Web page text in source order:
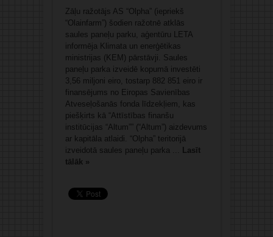
Zāļu ražotājs AS “Olpha” (iepriekš
“Olainfarm”) šodien ražotnē atklās
saules paneļu parku, aģentūru LETA
informēja Klimata un enerģētikas
ministrijas (KEM) pārstāvji. Saules
paneļu parka izveidē kopumā investēti
3,56 miljoni eiro, tostarp 882 851 eiro ir
finansējums no Eiropas Savienības
Atveseļošanās fonda līdzekļiem, kas
piešķirts kā “Attīstības finanšu
institūcijas “Altum”” (“Altum”) aizdevums
ar kapitāla atlaidi. “Olpha” teritorijā
izveidotā saules paneļu parka ... Lasīt
tālāk »